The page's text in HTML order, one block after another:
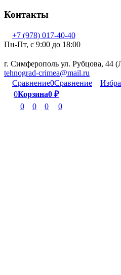
Контакты
+7 (978) 017-40-40
Пн-Пт, c 9:00 до 18:00
г. Симферополь ул. Рубцова, 44
tehnograd-crimea@mail.ru
Сравнение0Сравнение
0Корзина0 ₽
0
0 0 0